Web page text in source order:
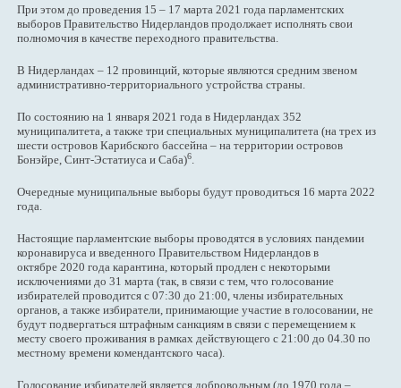
При этом до проведения 15 – 17 марта 2021 года парламентских
выборов Правительство Нидерландов продолжает исполнять свои
полномочия в качестве переходного правительства.
В Нидерландах – 12 провинций, которые являются средним звеном
административно-территориального устройства страны.
По состоянию на 1 января 2021 года в Нидерландах 352
муниципалитета, а также три специальных муниципалитета (на трех из
шести островов Карибского бассейна – на территории островов
Бонэйре, Синт-Эстатиуса и Саба)6.
Очередные муниципальные выборы будут проводиться 16 марта 2022
года.
Настоящие парламентские выборы проводятся в условиях пандемии
коронавируса и введенного Правительством Нидерландов в
октябре 2020 года карантина, который продлен с некоторыми
исключениями до 31 марта (так, в связи с тем, что голосование
избирателей проводится с 07:30 до 21:00, члены избирательных
органов, а также избиратели, принимающие участие в голосовании, не
будут подвергаться штрафным санкциям в связи с перемещением к
месту своего проживания в рамках действующего с 21:00 до 04.30 по
местному времени комендантского часа).
Голосование избирателей является добровольным (до 1970 года –